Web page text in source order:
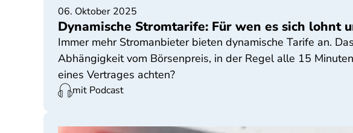
06. Oktober 2025
Dynamische Stromtarife: Für wen es sich lohnt
Immer mehr Stromanbieter bieten dynamische Tarife an.
Abhängigkeit vom Börsenpreis, in der Regel alle 15
eines Vertrages achten?
mit Podcast